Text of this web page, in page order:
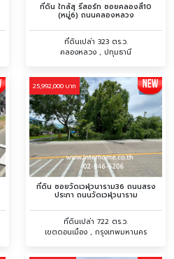
ที่ดิน ใกล้สุ รีสอร์ท ซอยคลองสี่10
(หมู่6) ถนนคลองหลวง
ที่ดินเปล่า 323 ตร.ว.
คลองหลวง , ปทุมธานี
25,992,000 บาท
ที่ดิน ซอยวัดเวฬุวนาราม36 ถนนสรง
ประภา ถนนวัดเวฬุวนาราม
ที่ดินเปล่า 722 ตร.ว.
เขตดอนเมือง , กรุงเทพมหานคร